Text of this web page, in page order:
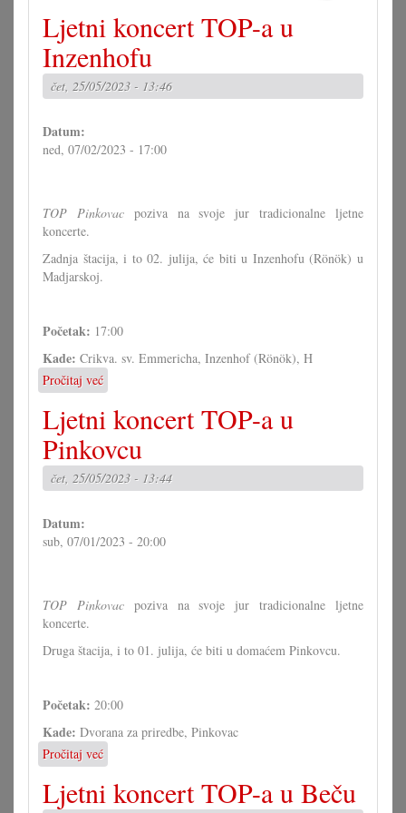
Ljetni koncert TOP-a u
Inzenhofu
čet, 25/05/2023 - 13:46
Datum:
ned, 07/02/2023 - 17:00
TOP Pinkovacpoziva na svoje jur tradicionalne ljetne
koncerte.
Zadnja štacija, i to 02. julija, će biti u Inzenhofu (Rönök) u
Madjarskoj.
Početak: 17:00
Kade: Crikva. sv. Emmericha, Inzenhof (Rönök), H
Pročitaj već
Ljetni
koncert
TOP-
a
u
Inzenhofu
Ljetni koncert TOP-a u
Pinkovcu
čet, 25/05/2023 - 13:44
Datum:
sub, 07/01/2023 - 20:00
TOP Pinkovacpoziva na svoje jur tradicionalne ljetne
koncerte.
Druga štacija, i to 01. julija, će biti u domaćem Pinkovcu.
Početak: 20:00
Kade: Dvorana za priredbe, Pinkovac
Pročitaj već
Ljetni
koncert
TOP-
Ljetni koncert TOP-a u Beču